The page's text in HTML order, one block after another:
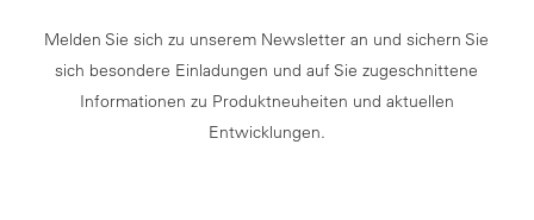
Melden Sie sich zu unserem Newsletter an und sichern Sie
sich besondere Einladungen und auf Sie zugeschnittene
Informationen zu Produktneuheiten und aktuellen
Entwicklungen.